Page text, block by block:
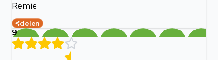
Remie
delen
9